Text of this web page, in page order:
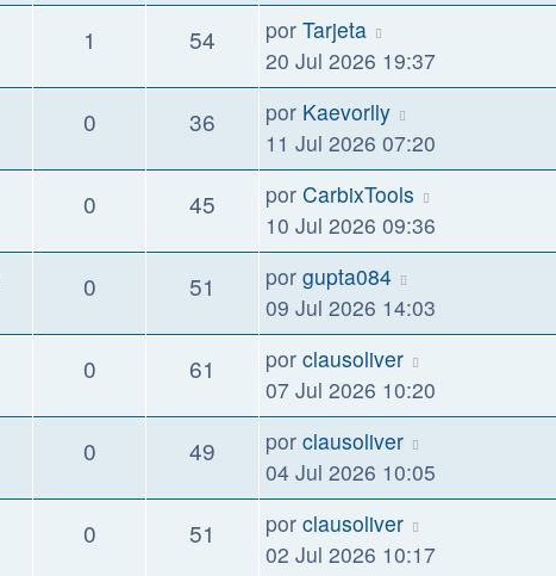
1 54 por Tarjeta
20 Jul 2026 19:37
0 36 por Kaevorlly
11 Jul 2026 07:20
0 45 por CarbixTools
10 Jul 2026 09:36
0 51 por gupta084
09 Jul 2026 14:03
0 61 por clausoliver
07 Jul 2026 10:20
0 49 por clausoliver
04 Jul 2026 10:05
0 51 por clausoliver
02 Jul 2026 10:17